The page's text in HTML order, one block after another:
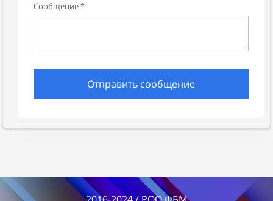
Сообщение *
Отправить сообщение